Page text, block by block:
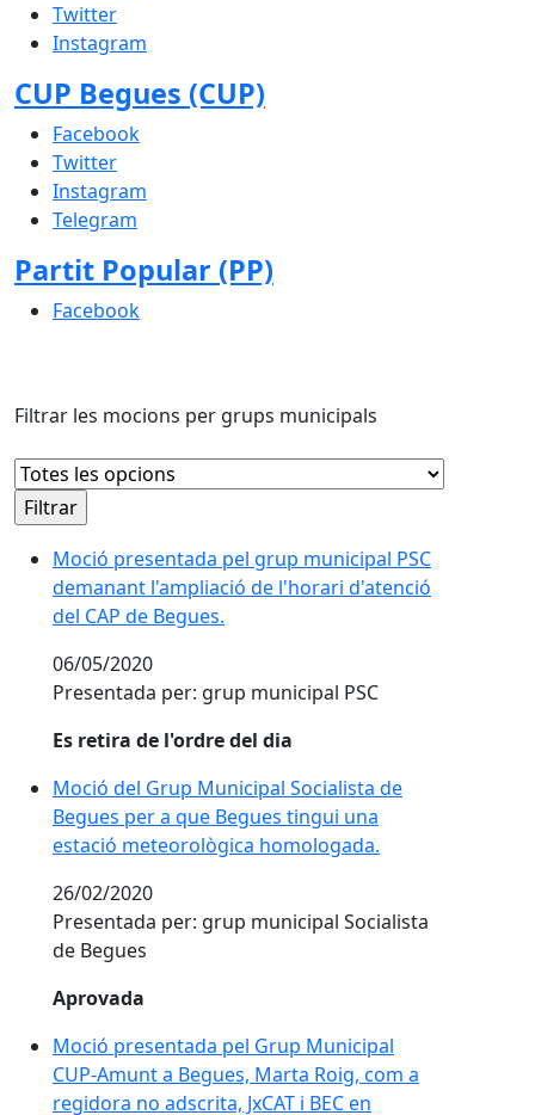
Twitter
Instagram
CUP Begues (CUP)
Facebook
Twitter
Instagram
Telegram
Partit Popular (PP)
Facebook
Filtrar les mocions per grups municipals
Moció presentada pel grup municipal PSC
demanant l'ampliació de l'horari d'atenció
del CAP de Begues.
06/05/2020
Presentada per: grup municipal PSC
Es retira de l'ordre del dia
Moció del Grup Municipal Socialista de
Begues per a que Begues tingui una
estació meteorològica homologada.
26/02/2020
Presentada per: grup municipal Socialista
de Begues
Aprovada
Moció presentada pel Grup Municipal
CUP-Amunt a Begues, Marta Roig, com a
regidora no adscrita, JxCAT i BEC en